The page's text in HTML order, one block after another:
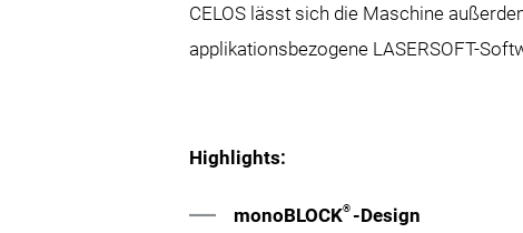
CELOS lässt sich die Maschine
applikationsbezogene LASERSOFT-
Highlights:
monoBLOCK® -Design